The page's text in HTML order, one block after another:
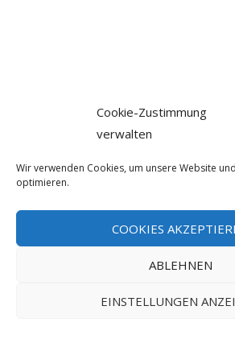
Cookie-Zustimmung
verwalten
Wir verwenden Cookies, um unsere Website
optimieren.
COOKIES
ABLEHNEN
EINSTELLUNGEN